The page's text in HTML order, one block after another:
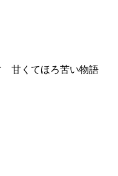
甘くてほろ苦い物語